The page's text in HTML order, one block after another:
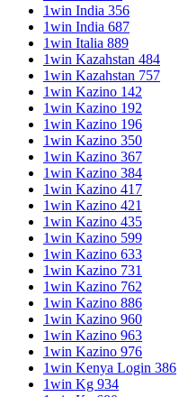
1win India 356
1win India 687
1win Italia 889
1win Kazahstan 484
1win Kazahstan 757
1win Kazino 142
1win Kazino 192
1win Kazino 196
1win Kazino 350
1win Kazino 367
1win Kazino 384
1win Kazino 417
1win Kazino 421
1win Kazino 435
1win Kazino 599
1win Kazino 633
1win Kazino 731
1win Kazino 762
1win Kazino 886
1win Kazino 960
1win Kazino 963
1win Kazino 976
1win Kenya Login 386
1win Kg 934